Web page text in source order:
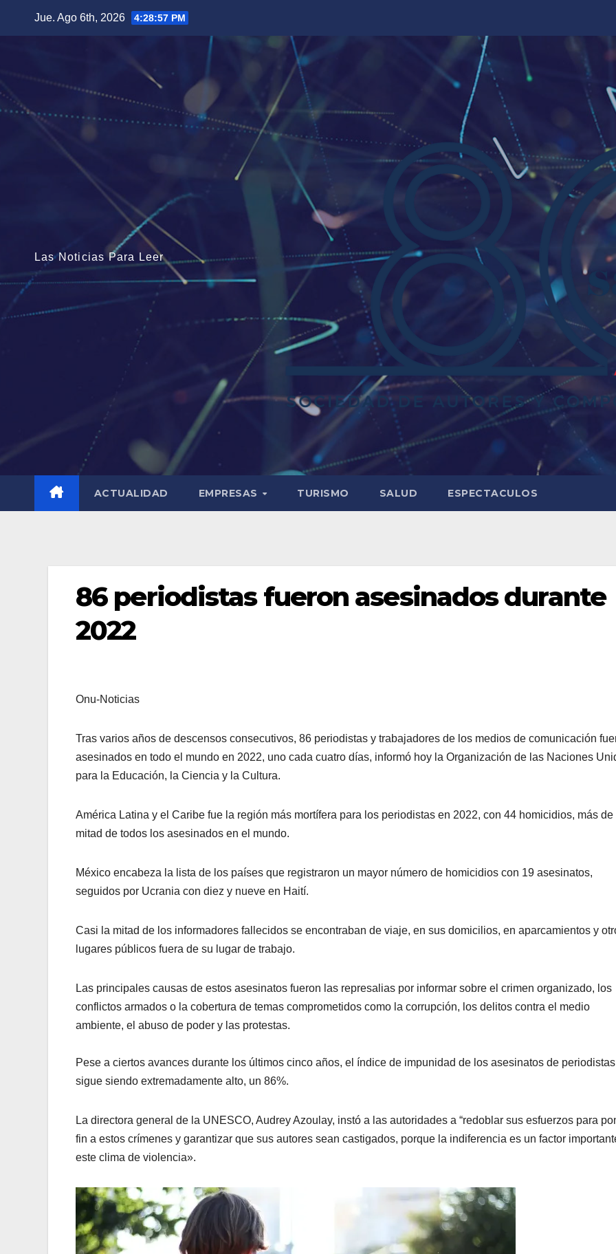
Jue. Ago 6th, 2026 4:28:59 PM
Las Noticias Para Leer
ACTUALIDAD EMPRESAS TURISMO SALUD ESPECTACULOS
86 periodistas fueron asesinados durante
2022
Onu-Noticias
Tras varios años de descensos consecutivos, 86 periodistas y trabajadores de los medios de comunicación
asesinados en todo el mundo en 2022, uno cada cuatro días, informó hoy la Organización de las Naciones
para la Educación, la Ciencia y la Cultura.
América Latina y el Caribe fue la región más mortífera para los periodistas en 2022, con 44 homicidios, más de
mitad de todos los asesinados en el mundo.
México encabeza la lista de los países que registraron un mayor número de homicidios con 19 asesinatos,
seguidos por Ucrania con diez y nueve en Haití.
Casi la mitad de los informadores fallecidos se encontraban de viaje, en sus domicilios, en aparcamientos y
lugares públicos fuera de su lugar de trabajo.
Las principales causas de estos asesinatos fueron las represalias por informar sobre el crimen organizado, los
conflictos armados o la cobertura de temas comprometidos como la corrupción, los delitos contra el medio
ambiente, el abuso de poder y las protestas.
Pese a ciertos avances durante los últimos cinco años, el índice de impunidad de los asesinatos de periodistas
sigue siendo extremadamente alto, un 86%.
La directora general de la UNESCO, Audrey Azoulay, instó a las autoridades a “redoblar sus esfuerzos para
fin a estos crímenes y garantizar que sus autores sean castigados, porque la indiferencia es un factor
este clima de violencia».